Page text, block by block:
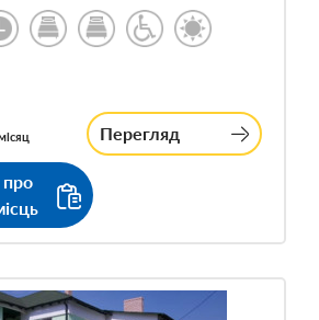
Перегляд
про